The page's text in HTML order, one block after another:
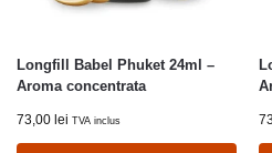
Longfill Babel Phuket 24ml –
Aroma concentrata
73,00 lei TVA inclus